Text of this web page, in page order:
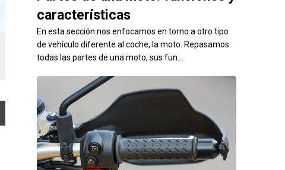
características
En esta sección nos enfocamos en torno a otro tipo
de vehículo diferente al coche, la moto. Repasamos
todas las partes de una moto, sus fun...